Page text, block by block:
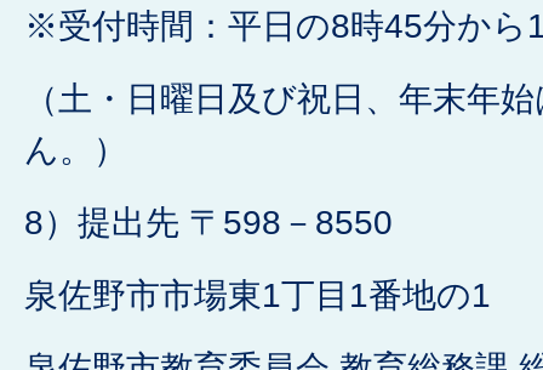
※受付時間：平日の8時45分から
（土・日曜日及び祝日、年末年
ん。）
8）提出先 〒598－8550
泉佐野市市場東1丁目1番地の1